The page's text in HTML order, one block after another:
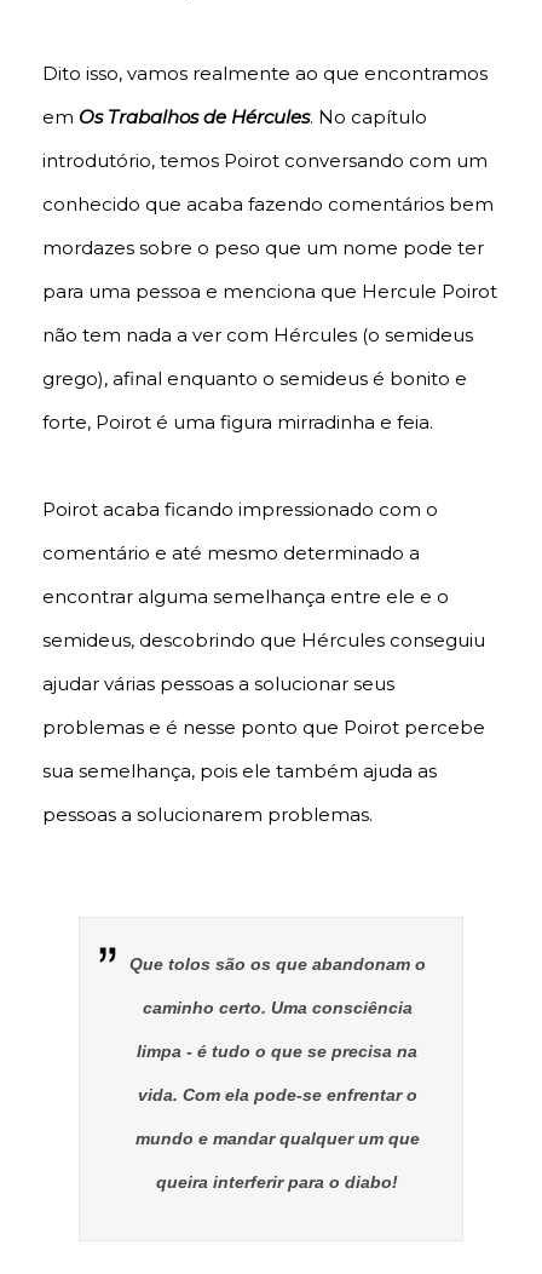
Dito isso, vamos realmente ao que encontramos
em Os Trabalhos de Hércules. No capítulo
introdutório, temos Poirot conversando com um
conhecido que acaba fazendo comentários bem
mordazes sobre o peso que um nome pode ter
para uma pessoa e menciona que Hercule Poirot
não tem nada a ver com Hércules (o semideus
grego), afinal enquanto o semideus é bonito e
forte, Poirot é uma figura mirradinha e feia.
Poirot acaba ficando impressionado com o
comentário e até mesmo determinado a
encontrar alguma semelhança entre ele e o
semideus, descobrindo que Hércules conseguiu
ajudar várias pessoas a solucionar seus
problemas e é nesse ponto que Poirot percebe
sua semelhança, pois ele também ajuda as
pessoas a solucionarem problemas.
Que tolos são os que abandonam o
caminho certo. Uma consciência
limpa - é tudo o que se precisa na
vida. Com ela pode-se enfrentar o
mundo e mandar qualquer um que
queira interferir para o diabo!